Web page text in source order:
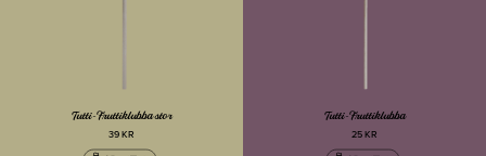
Tutti-Fruttiklubba stor
39 KR
Tutti-Fruttiklubba
25 KR